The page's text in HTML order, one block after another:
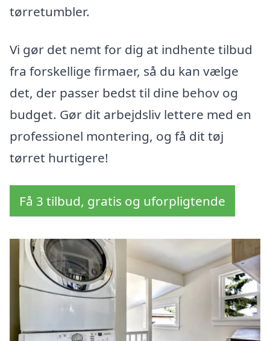
tørretumbler.
Vi gør det nemt for dig at indhente tilbud
fra forskellige firmaer, så du kan vælge
det, der passer bedst til dine behov og
budget. Gør dit arbejdsliv lettere med en
professionel montering, og få dit tøj
tørret hurtigere!
Få 3 tilbud, gratis og uforpligtende